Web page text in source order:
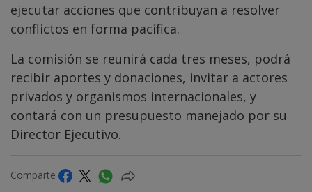
ejecutar acciones que contribuyan a resolver
conflictos en forma pacífica.
La comisión se reunirá cada tres meses, podrá
recibir aportes y donaciones, invitar a actores
privados y organismos internacionales, y
contará con un presupuesto manejado por su
Director Ejecutivo.
Comparte